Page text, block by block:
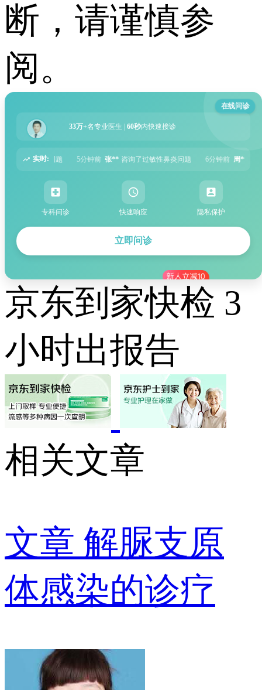
断，请谨慎参
阅。
在线问诊
33万+名专业医生 | 60秒内快速接诊
实时:
张** 咨询了过敏性鼻炎问题 6分钟前 周** 咨询了胃痛问题 8分钟前
专科问诊 快速响应 隐私保护
立即问诊
京东到家快检 3
小时出报告
相关文章
文章 解脲支原
体感染的诊疗